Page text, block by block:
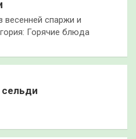
весенней спаржи и
Горячие блюда
сельди